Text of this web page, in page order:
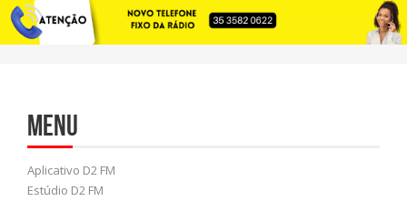
Menu
Aplicativo D2 FM
Estúdio D2 FM